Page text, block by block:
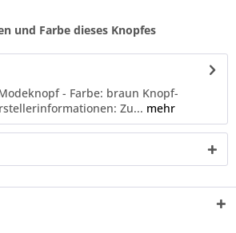
und Farbe dieses Knopfes
- Farbe: braun Knopf-
Zu... mehr